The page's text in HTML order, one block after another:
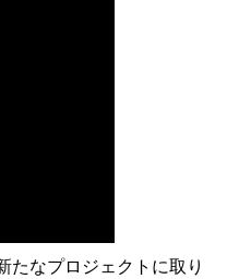
たなプロジェクトに取り